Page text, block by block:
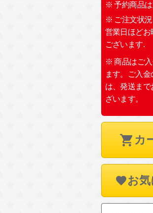
※ 予約商品
※ ご注文状
営業日ほど
ございます.
※ 商品はご入
ます。ご入
は、発送ま
ざいます。
カ
お